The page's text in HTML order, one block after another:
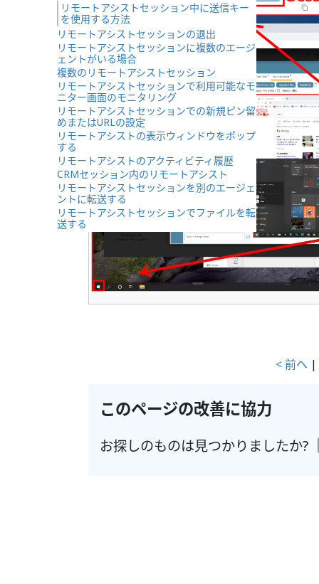
< 前へ |
このページの改善に協力
お探しのものは見つかりましたか?
リモートアシストセッション中に送信キー
を使用する方法
リモートアシストセッションの退出
リモートアシストセッションに複数のエージ
ェントがいる場合
複数のリモートアシストセッション
リモートアシストセッションで利用可能なモ
ニター画面のモニタリング
リモートアシストセッションでの新規ピン留
めまたはURLの設定
リモートアシストの表示ウィンドウをポップ
する
リモートアシストのアクティビティ履歴
CRMセッション内のリモートアシスト
リモートアシストセッションを別のエージェ
ントに転送する
リモートアシストセッションでファイルを転
送する